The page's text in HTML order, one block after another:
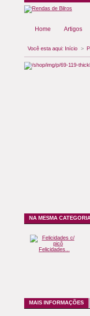
Home Artigos
Você esta aqui: Início >
NA MESMA
Felicidades...
MAIS INFORMAÇÕES